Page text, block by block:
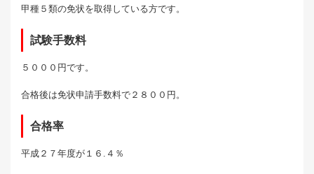
甲種５類の免状を取得している方です。
試験手数料
５０００円です。
合格後は免状申請手数料で２８００円。
合格率
平成２７年度が１６.４％